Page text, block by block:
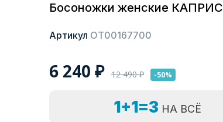
Босоножки женские КАПРИС
Артикул ОТ00167700
6 240 ₽ 12 490₽ -50%
1+1=3 НА ВСЁ